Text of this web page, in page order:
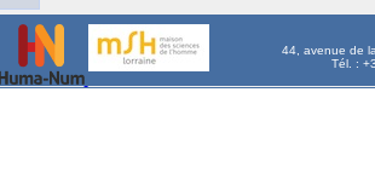
44, avenue de
Tél. :